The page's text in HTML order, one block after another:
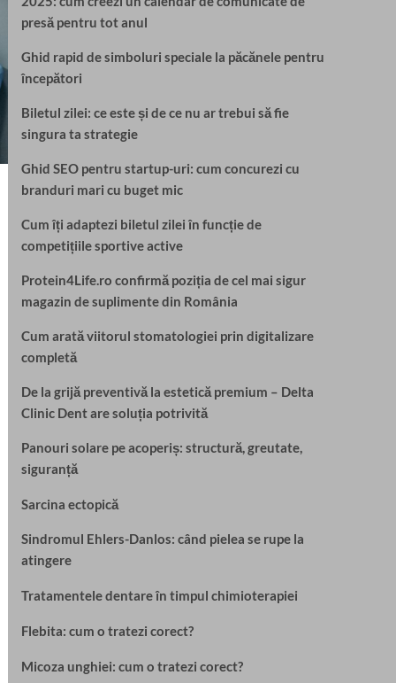
presă pentru tot anul
Ghid rapid de simboluri speciale la păcănele pentru
începători
Biletul zilei: ce este și de ce nu ar trebui să fie
singura ta strategie
Ghid SEO pentru startup-uri: cum concurezi cu
branduri mari cu buget mic
Cum îți adaptezi biletul zilei în funcție de
competițiile sportive active
Protein4Life.ro confirmă poziția de cel mai sigur
magazin de suplimente din România
Cum arată viitorul stomatologiei prin digitalizare
completă
De la grijă preventivă la estetică premium – Delta
Clinic Dent are soluția potrivită
Panouri solare pe acoperiș: structură, greutate,
siguranță
Sarcina ectopică
Sindromul Ehlers-Danlos: când pielea se rupe la
atingere
Tratamentele dentare în timpul chimioterapiei
Flebita: cum o tratezi corect?
Micoza unghiei: cum o tratezi corect?